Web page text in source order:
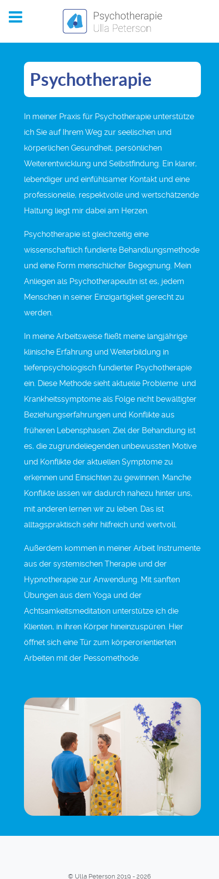
Psychotherapie
In meiner Praxis für Psychotherapie unterstütze
ich Sie auf Ihrem Weg zur seelischen und
körperlichen Gesundheit, persönlichen
Weiterentwicklung und Selbstfindung. Ein klarer,
lebendiger und einfühlsamer Kontakt und eine
professionelle, respektvolle und wertschätzende
Haltung liegt mir dabei am Herzen.
Psychotherapie ist gleichzeitig eine
wissenschaftlich fundierte Behandlungsmethode
und eine Form menschlicher Begegnung. Mein
Anliegen als Psychotherapeutin ist es, jedem
Menschen in seiner Einzigartigkeit gerecht zu
werden.
In meine Arbeitsweise fließt meine langjährige
klinische Erfahrung und Weiterbildung in
tiefenpsychologisch fundierter Psychotherapie
ein. Diese Methode sieht aktuelle Probleme und
Krankheitssymptome als Folge nicht bewältigter
Beziehungserfahrungen und Konflikte aus
früheren Lebensphasen. Ziel der Behandlung ist
es, die zugrundeliegenden unbewussten Motive
und Konflikte der aktuellen Symptome zu
erkennen und Einsichten zu gewinnen. Manche
Konflikte lassen wir dadurch nahezu hinter uns,
mit anderen lernen wir zu leben. Das ist
alltagspraktisch sehr hilfreich und wertvoll.
Außerdem kommen in meiner Arbeit Instrumente
aus der systemischen Therapie und der
Hypnotherapie zur Anwendung. Mit sanften
Übungen aus dem Yoga und der
Achtsamkeitsmeditation unterstütze ich die
Klienten, in ihren Körper hineinzuspüren. Hier
öffnet sich eine Tür zum körperorientierten
Arbeiten mit der Pessomethode.
© Ulla Peterson 2019 - 2026